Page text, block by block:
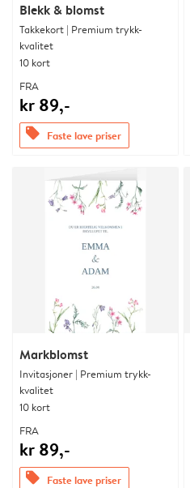
Blekk & blomst
Takkekort | Premium trykk-
kvalitet
10 kort
FRA
kr 89,-
offers Faste lave priser
Markblomst
Invitasjoner | Premium trykk-
kvalitet
10 kort
FRA
kr 89,-
offers Faste lave priser